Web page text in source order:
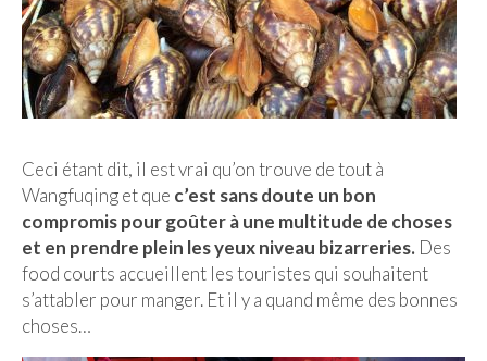
Cafés insolites
Cafés avec vue sur lac
LONDRES
Marchés
Cafés
PARIS
Restos chinois
Ceci étant dit, il est vrai qu’on trouve de tout à
Wangfuqing et que c’est sans doute un bon
compromis pour goûter à une multitude de choses
et en prendre plein les yeux niveau bizarreries. Des
food courts accueillent les touristes qui souhaitent
s’attabler pour manger. Et il y a quand même des bonnes
choses…